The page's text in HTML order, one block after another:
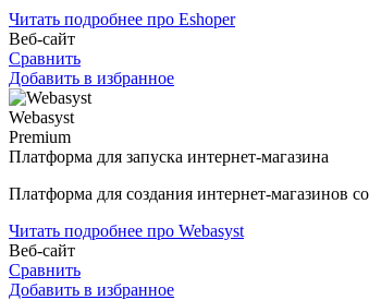
Читать подробнее про Eshoper
Веб-сайт
Сравнить
Добавить в избранное
Webasyst
Premium
Платформа для запуска интернет-магазина
Платформа для создания интернет-магазинов
Читать подробнее про Webasyst
Веб-сайт
Сравнить
Добавить в избранное